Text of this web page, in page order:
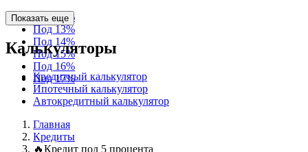
Под 12%
Под 13%
Под 14%
Под 15%
Под 16%
Под 17%
Показать еще
Калькуляторы
Кредитный калькулятор
Ипотечный калькулятор
Автокредитный калькулятор
Главная
Кредиты
🔥Кредит под 5 процента